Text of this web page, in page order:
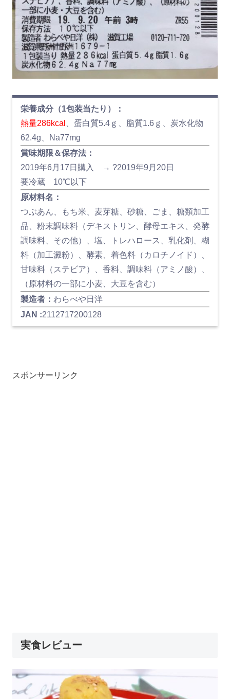
栄養成分（1包装当たり）：
熱量286kcal
、蛋白質5.4ｇ、脂質1.6ｇ、炭水化物
62.4g、Na77mg
賞味期限＆保存法：
2019年6月17日購入 → ?2019年9月20日
要冷蔵 10℃以下
原材料名：
つぶあん、もち米、麦芽糖、砂糖、ごま、糖類加工
品、粉末調味料（デキストリン、酵母エキス、発酵
調味料、その他）、塩、トレハロース、乳化剤、糊
料（加工澱粉）、酵素、着色料（カロチノイド）、
甘味料（ステビア）、香料、調味料（アミノ酸）、
（原材料の一部に小麦、大豆を含む）
製造者： わらべや日洋
JAN :2112717200128
スポンサーリンク
実食レビュー